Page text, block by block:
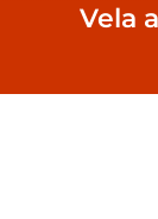
Vela